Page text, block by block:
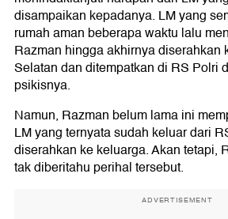
disampaikan kepadanya. LM yang
rumah aman beberapa waktu lalu
Razman hingga akhirnya diserahkan
Selatan dan ditempatkan di RS Polri
psikisnya.
Namun, Razman belum lama ini
LM yang ternyata sudah keluar dari
diserahkan ke keluarga. Akan tetapi,
tak diberitahu perihal tersebut.
ADVERTISEMENT